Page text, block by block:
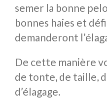
semer la bonne
bonnes haies et
demanderont
De cette manière
de tonte, de taille,
d’élagage.